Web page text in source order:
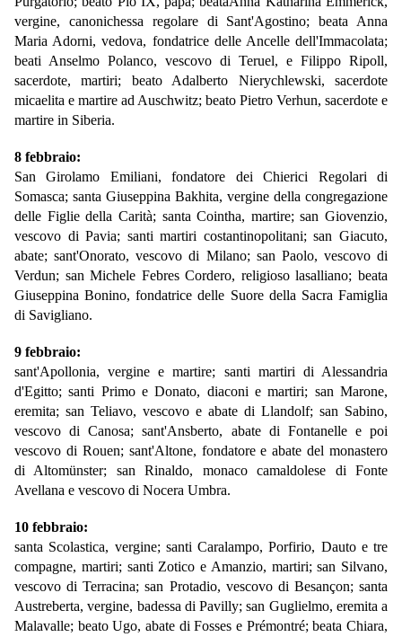
vergine, canonichessa regolare di Sant'Agostino; beata Anna
Maria Adorni, vedova, fondatrice delle Ancelle dell'Immacolata;
beati Anselmo Polanco, vescovo di Teruel, e Filippo Ripoll,
sacerdote, martiri; beato Adalberto Nierychlewski, sacerdote
micaelita e martire ad Auschwitz; beato Pietro Verhun, sacerdote e
martire in Siberia.
8 febbraio:
San Girolamo Emiliani, fondatore dei Chierici Regolari di
Somasca; santa Giuseppina Bakhita, vergine della congregazione
delle Figlie della Carità; santa Cointha, martire; san Giovenzio,
vescovo di Pavia; santi martiri costantinopolitani; san Giacuto,
abate; sant'Onorato, vescovo di Milano; san Paolo, vescovo di
Verdun; san Michele Febres Cordero, religioso lasalliano; beata
Giuseppina Bonino, fondatrice delle Suore della Sacra Famiglia
di Savigliano.
9 febbraio:
sant'Apollonia, vergine e martire; santi martiri di Alessandria
d'Egitto; santi Primo e Donato, diaconi e martiri; san Marone,
eremita; san Teliavo, vescovo e abate di Llandolf; san Sabino,
vescovo di Canosa; sant'Ansberto, abate di Fontanelle e poi
vescovo di Rouen; sant'Altone, fondatore e abate del monastero
di Altomünster; san Rinaldo, monaco camaldolese di Fonte
Avellana e vescovo di Nocera Umbra.
10 febbraio:
santa Scolastica, vergine; santi Caralampo, Porfirio, Dauto e tre
compagne, martiri; santi Zotico e Amanzio, martiri; san Silvano,
vescovo di Terracina; san Protadio, vescovo di Besançon; santa
Austreberta, vergine, badessa di Pavilly; san Guglielmo, eremita a
Malavalle; beato Ugo, abate di Fosses e Prémontré; beata Chiara,